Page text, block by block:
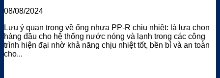
08/08/2024
Lưu ý quan trọng về ống nhựa PP-R chịu nhiệt: là lựa chọn
hàng đầu cho hệ thống nước nóng và lạnh trong các công
trình hiện đại nhờ khả năng chịu nhiệt tốt, bền bỉ và an toàn
cho...